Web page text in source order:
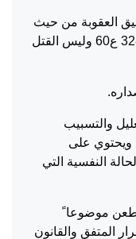
العقوبة من حيث
العقوبة المنصوص عليها في المادة 328/1 ع60 وليس القتل
والتسبيب
ويحتوي على
النفسية التي
الطعن موضوعا
المتفق والقانون